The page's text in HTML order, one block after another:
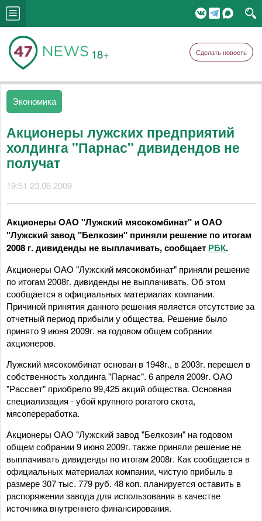
18+ Сделать новость
Экономика
Акционеры лужских предприятий
холдинга "Парнас" дивидендов не
получат
19:51 23.06.2009
Акционеры ОАО "Лужский мясокомбинат" и ОАО
"Лужский завод "Белкозин" приняли решение по итогам
2008 г. дивиденды не выплачивать, сообщает РБК.
Акционеры ОАО "Лужский мясокомбинат" приняли решение
по итогам 2008г. дивиденды не выплачивать. Об этом
сообщается в официальных материалах компании.
Причиной принятия данного решения является отсутствие за
отчетный период прибыли у общества. Решение было
принято 9 июня 2009г. на годовом общем собрании
акционеров.
Лужский мясокомбинат основан в 1948г., в 2003г. перешел в
собственность холдинга "Парнас". 6 апреля 2009г. ОАО
"Рассвет" приобрело 99,425 акций общества. Основная
специализация - убой крупного рогатого скота,
мясопереработка.
Акционеры ОАО "Лужский завод "Белкозин" на годовом
общем собрании 9 июня 2009г. также приняли решение не
выплачивать дивиденды по итогам 2008г. Как сообщается в
официальных материалах компании, чистую прибыль в
размере 307 тыс. 779 руб. 48 коп. планируется оставить в
распоряжении завода для использования в качестве
источника внутреннего финансирования.